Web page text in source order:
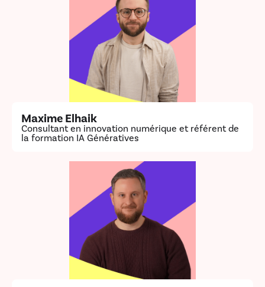
Maxime Elhaik
Consultant en innovation numérique et référent de
la formation IA Génératives